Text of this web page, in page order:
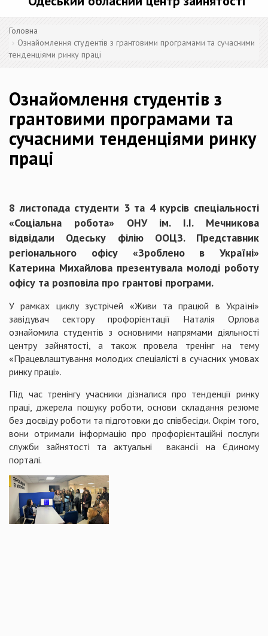
Головна
Ознайомлення студентів з грантовими програмами та сучасними
тенденціями ринку праці
Ознайомлення студентів з
грантовими програмами та
сучасними тенденціями ринку
праці
8 листопада студенти 3 та 4 курсів спеціальності
«Соціальна робота» ОНУ ім. I.I. Мечникова
відвідали Одеську філію ООЦЗ. Представник
регіонального офісу «Зроблено в Україні»
Катерина Михайлова презентувала молоді роботу
офісу та розповіла про грантові програми.
У рамках циклу зустрічей «Живи та працюй в Україні»
завідувач сектору профорієнтації Наталія Орлова
ознайомила студентів з основними напрямами діяльності
центру зайнятості, а також провела тренінг на тему
«Працевлаштування молодих спеціалісті в сучасних умовах
ринку праці».
Під час тренінгу учасники дізналися про тенденції ринку
праці, джерела пошуку роботи, основи складання резюме
без досвіду роботи та підготовки до співбесіди. Окрім того,
вони отримали інформацію про профорієнтаційні послуги
служби зайнятості та актуальні вакансії на Єдиному
порталі.